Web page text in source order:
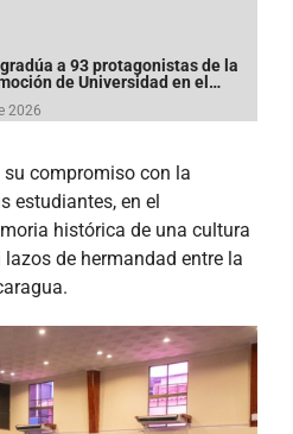
a 93 protagonistas de la
de Universidad en el
Jinotega
2026
su compromiso con la
estudiantes, en el
histórica de una cultura
de hermandad entre la